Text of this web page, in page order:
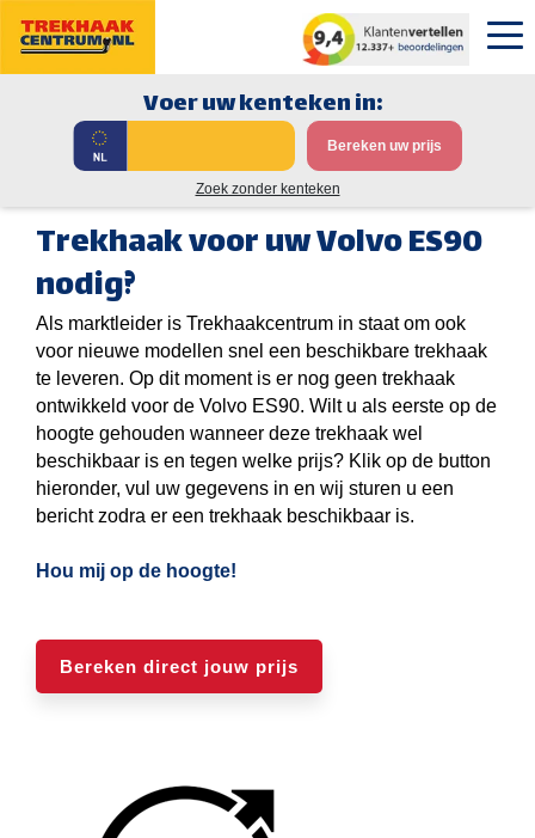
Voer uw kenteken in:
Bereken uw prijs
Zoek zonder kenteken
Trekhaak voor uw Volvo ES90
nodig?
Als marktleider is Trekhaakcentrum in staat om ook
voor nieuwe modellen snel een beschikbare trekhaak
te leveren. Op dit moment is er nog geen trekhaak
ontwikkeld voor de Volvo ES90. Wilt u als eerste op de
hoogte gehouden wanneer deze trekhaak wel
beschikbaar is en tegen welke prijs? Klik op de button
hieronder, vul uw gegevens in en wij sturen u een
bericht zodra er een trekhaak beschikbaar is.
Hou mij op de hoogte!
Bereken direct jouw prijs